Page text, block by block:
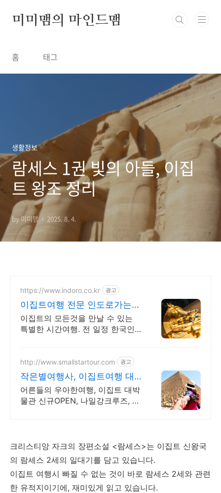
미미맴의 마인드맴
홈 태그
생활정보
람세스 1권 빛의 아들, 이집
트 왕조 정리
by 미미맴 2025. 8. 4.
https://www.indoro.co.kr 광고
이집트여행 전문 인도로가는길
카이로에서 아부심벨까지!
이집트의 모든것을 만날 수 있는
특별한 시간여행. 전 일정 한국인
http://www.smallstartour.com 광고
작은별여행사, 이집트여행 대
박물관 open 방문합니다
어른들의 우아한여행, 이집트 대박
물관 신규OPEN, 나일강크루즈, 페
크리스티앙 자크의 장편소설 <람세스>는 이집트 신왕국
의 람세스 2세의 일대기를 담고 있습니다.
이집트 여행시 빠질 수 없는 것이 바로 람세스 2세와 관련
한 유적지이기에, 재미있게 읽고 있습니다.